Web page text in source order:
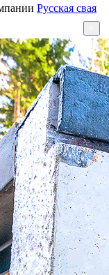
Русская свая